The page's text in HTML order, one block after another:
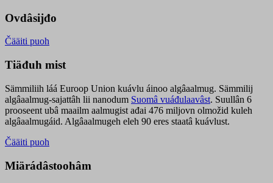
Ovdâsijđo
Čääiti puoh
Tiäđuh mist
Sämmiliih láá Euroop Union kuávlu áinoo algâaalmug. Sämmilij
algâaalmug-sajattâh lii nanodum Suomâ vuáđulaavâst. Suullân 6
prooseent ubâ maailm aalmugist ađai 476 miljovn olmožid kuleh
algâaalmugáid. Algâaalmugeh eleh 90 eres staatâ kuávlust.
Čääiti puoh
Miärádâstoohâm